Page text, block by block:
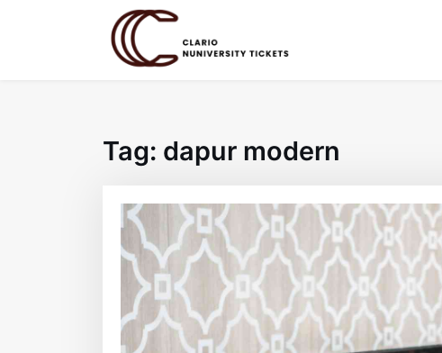
Tag: dapur modern